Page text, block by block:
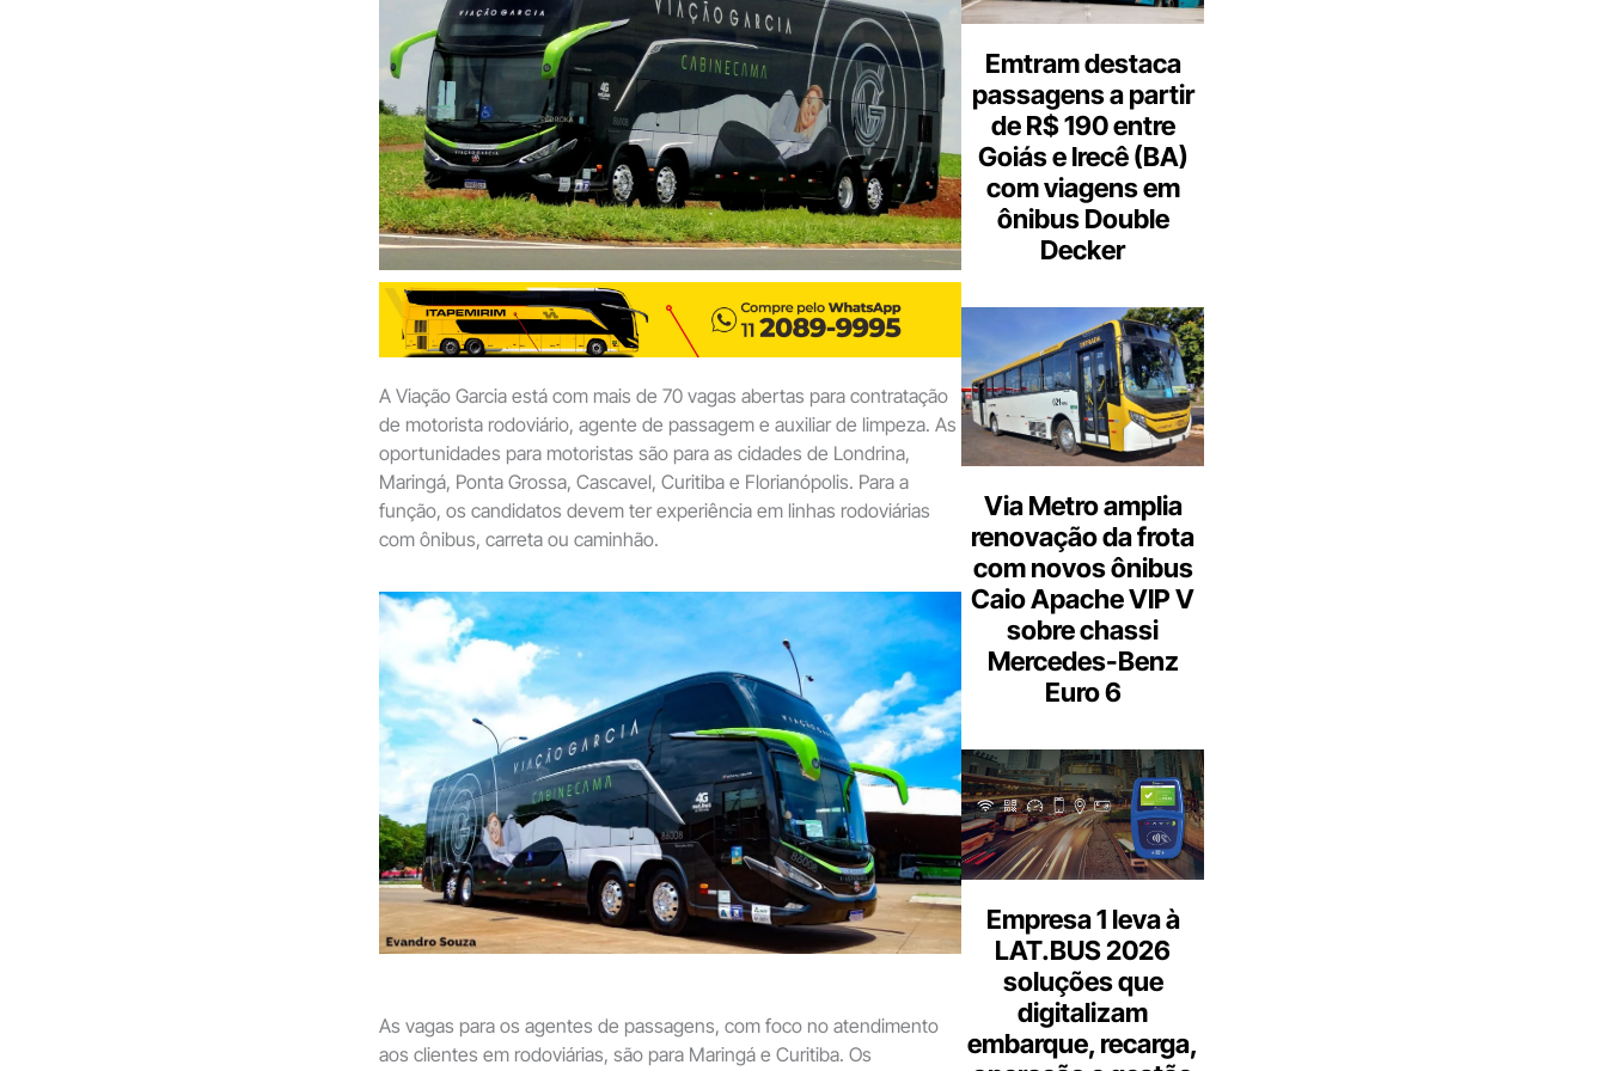
A Viação Garcia está com mais de 70 vagas abertas para contratação
de motorista rodoviário, agente de passagem e auxiliar de limpeza. As
oportunidades para motoristas são para as cidades de Londrina,
Maringá, Ponta Grossa, Cascavel, Curitiba e Florianópolis. Para a
função, os candidatos devem ter experiência em linhas rodoviárias
com ônibus, carreta ou caminhão.
As vagas para os agentes de passagens, com foco no atendimento
aos clientes em rodoviárias, são para Maringá e Curitiba. Os
Emtram destaca
passagens a partir
de R$ 190 entre
Goiás e Irecê (BA)
com viagens em
ônibus Double
Decker
Via Metro amplia
renovação da frota
com novos ônibus
Caio Apache VIP V
sobre chassi
Mercedes-Benz
Euro 6
Empresa 1 leva à
LAT.BUS 2026
soluções que
digitalizam
embarque, recarga,